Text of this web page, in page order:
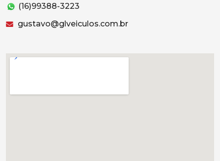
(16)99388-3223
gustavo@glveiculos.com.br